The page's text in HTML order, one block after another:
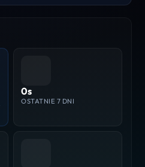
0s
OSTATNIE 7 DNI